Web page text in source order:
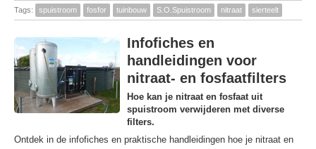
Tags: spuistroom fosfor tuinbouw S.O.Spuistroom nitraat sierteelt
Infofiches en
handleidingen voor
nitraat- en fosfaatfilters
Hoe kan je nitraat en fosfaat uit
spuistroom verwijderen met diverse
filters.
Ontdek in de infofiches en praktische handleidingen hoe je nitraat en